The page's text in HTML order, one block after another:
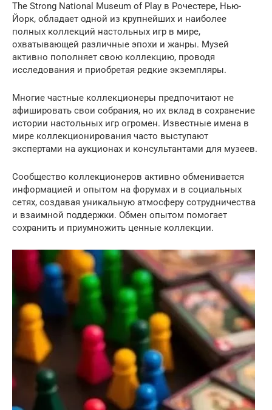
The Strong National Museum of Play в Рочестере, Нью-
Йорк, обладает одной из крупнейших и наиболее
полных коллекций настольных игр в мире,
охватывающей различные эпохи и жанры. Музей
активно пополняет свою коллекцию, проводя
исследования и приобретая редкие экземпляры.
Многие частные коллекционеры предпочитают не
афишировать свои собрания, но их вклад в сохранение
истории настольных игр огромен. Известные имена в
мире коллекционирования часто выступают
экспертами на аукционах и консультантами для музеев.
Сообщество коллекционеров активно обменивается
информацией и опытом на форумах и в социальных
сетях, создавая уникальную атмосферу сотрудничества
и взаимной поддержки. Обмен опытом помогает
сохранить и приумножить ценные коллекции.